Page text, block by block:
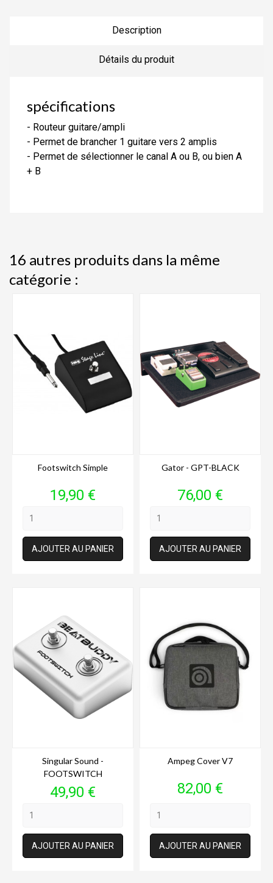
Description
Détails du produit
spécifications
- Routeur guitare/ampli
- Permet de brancher 1 guitare vers 2 amplis
- Permet de sélectionner le canal A ou B, ou bien A
+ B
16 autres produits dans la même
catégorie :
Footswitch Simple
Prix
19,90 €
AJOUTER AU PANIER
Gator - GPT-BLACK
Prix
76,00 €
AJOUTER AU PANIER
Singular Sound -
FOOTSWITCH
Prix
49,90 €
AJOUTER AU PANIER
Ampeg Cover V7
Prix
82,00 €
AJOUTER AU PANIER